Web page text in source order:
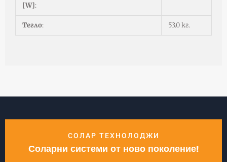
[W]:
Тегло: 53.0 кг.
СОЛАР ТЕХНОЛОДЖИ
Соларни системи от ново поколение!